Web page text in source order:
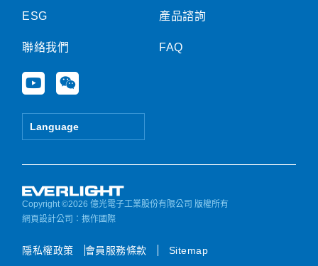
ESG
聯絡我們
Y
o
u
e
W
e
i
Language
產品諮詢
FAQ
Copyright ©2026 億光電子工業股份有限公司 版權所有
網頁設計公司 ：振作國際
隱私權政策 會員服務條款 Sitemap